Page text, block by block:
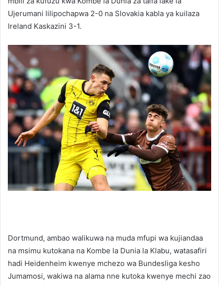
Ujerumani lilipochapwa 2-0 na Slovakia kabla ya kuilaza
Ireland Kaskazini 3-1.
Dortmund, ambao walikuwa na muda mfupi wa kujiandaa
na msimu kutokana na Kombe la Dunia la Klabu, watasafiri
hadi Heidenheim kwenye mchezo wa Bundesliga kesho
Jumamosi, wakiwa na alama nne kutoka kwenye mechi zao